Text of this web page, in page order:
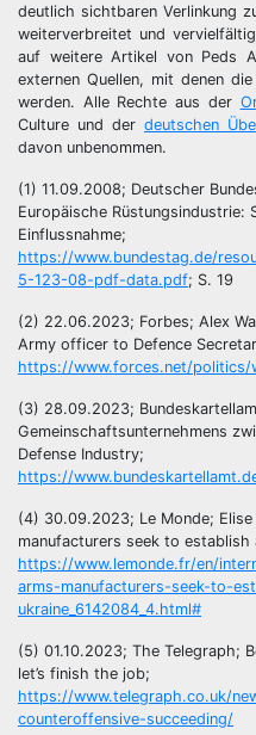
deutlich sichtbaren Verlinkung
weiterverbreitet und
auf weitere Artikel von Peds
externen Quellen, mit denen
werden. Alle Rechte aus der
Culture und der deutschen
davon unbenommen.
(1) 11.09.2008; Deutscher
Europäische Rüstungsindustrie:
Einflussnahme;
https://www.bundestag.de/
5-123-08-pdf-data.pdf; S. 19
(2) 22.06.2023; Forbes; Alex
Army officer to Defence
https://www.forces.net/politics/
(3) 28.09.2023;
Gemeinschaftsunternehmens
Defense Industry;
https://
(4) 30.09.2023; Le Monde;
manufacturers seek to establish
https://www.lemonde.fr/en/
arms-manufacturers-seek-to-
ukraine_6142084_4.html#
(5) 01.10.2023; The Telegraph;
let’s finish the job;
https://www.telegraph.co.uk/
counteroffensive-succeeding/